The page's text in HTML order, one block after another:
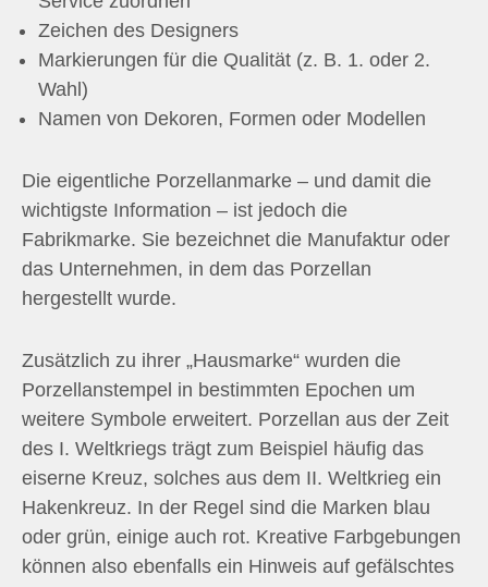
Zeichen des Designers
Markierungen für die Qualität (z. B. 1. oder 2.
Wahl)
Namen von Dekoren, Formen oder Modellen
Die eigentliche Porzellanmarke – und damit die
wichtigste Information – ist jedoch die
Fabrikmarke. Sie bezeichnet die Manufaktur oder
das Unternehmen, in dem das Porzellan
hergestellt wurde.
Zusätzlich zu ihrer „Hausmarke“ wurden die
Porzellanstempel in bestimmten Epochen um
weitere Symbole erweitert. Porzellan aus der Zeit
des I. Weltkriegs trägt zum Beispiel häufig das
eiserne Kreuz, solches aus dem II. Weltkrieg ein
Hakenkreuz. In der Regel sind die Marken blau
oder grün, einige auch rot. Kreative Farbgebungen
können also ebenfalls ein Hinweis auf gefälschtes